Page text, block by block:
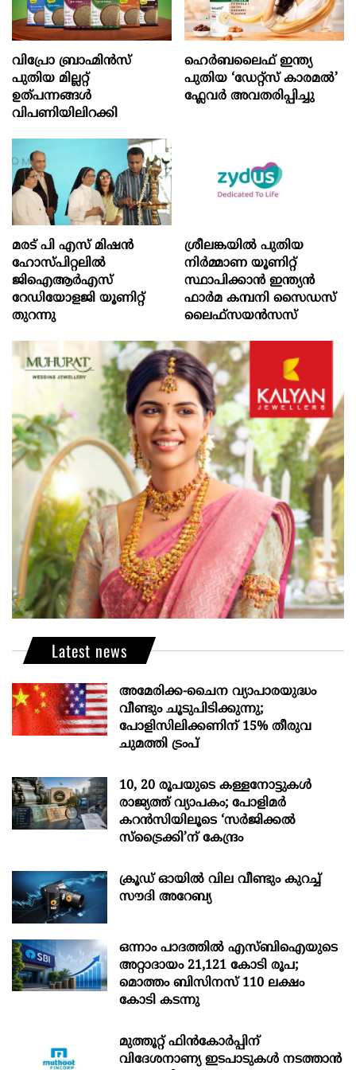
വിപ്രോ ബ്രാഹ്മിൻസ്
പുതിയ മില്ലറ്റ്
ഉത്പന്നങ്ങൾ
വിപണിയിലിറക്കി
ഹെർബലൈഫ് ഇന്ത്യ
പുതിയ ‘ഡേറ്റ്സ് കാരമൽ’
ഫ്ലേവർ അവതരിപ്പിച്ചു
മരട് പി എസ് മിഷന്‍
ഹോസ്പിറ്റലില്‍
ജിഐആര്‍എസ്
റേഡിയോളജി യൂണിറ്റ്
തുറന്നു
ശ്രീലങ്കയിൽ പുതിയ
നിർമ്മാണ യൂണിറ്റ്
സ്ഥാപിക്കാൻ ഇന്ത്യൻ
ഫാർമ കമ്പനി സൈഡസ്
ലൈഫ്സയൻസസ്
Latest news
അമേരിക്ക-ചൈന വ്യാപാരയുദ്ധം
വീണ്ടും ചൂടുപിടിക്കുന്നു;
പോളിസിലിക്കണിന് 15% തീരുവ
ചുമത്തി ട്രംപ്
10, 20 രൂപയുടെ കള്ളനോട്ടുകൾ
രാജ്യത്ത് വ്യാപകം; പോളിമർ
കറൻസിയിലൂടെ ‘സർജിക്കൽ
സ്ട്രെെക്കി’ന് കേന്ദ്രം
ക്രൂഡ് ഓയിൽ വില വീണ്ടും കുറച്ച്
സൗദി അറേബ്യ
ഒന്നാം പാദത്തിൽ എസ്ബിഐയുടെ
അറ്റാദായം 21,121 കോടി രൂപ;
മൊത്തം ബിസിനസ് 110 ലക്ഷം
കോടി കടന്നു
മുത്തൂറ്റ് ഫിൻകോർപ്പിന്
വിദേശനാണ്യ ഇടപാടുകൾ നടത്താൻ